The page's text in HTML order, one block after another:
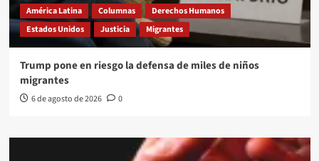
América Latina Columnas
Derechos Humanos
Estados Unidos
Justicia Migrantes
Trump pone en riesgo la defensa de miles de niños
migrantes
6 de agosto de 2026 0